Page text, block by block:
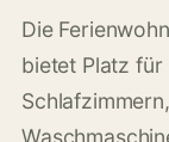
Die
bietet Platz für